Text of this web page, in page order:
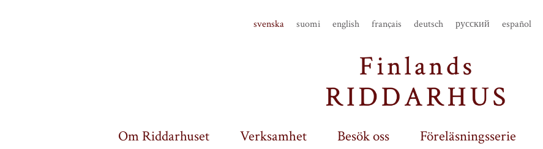
svenska suomi english français deutsch русский español
Om Riddarhuset Verksamhet Besök oss Föreläsningsserie